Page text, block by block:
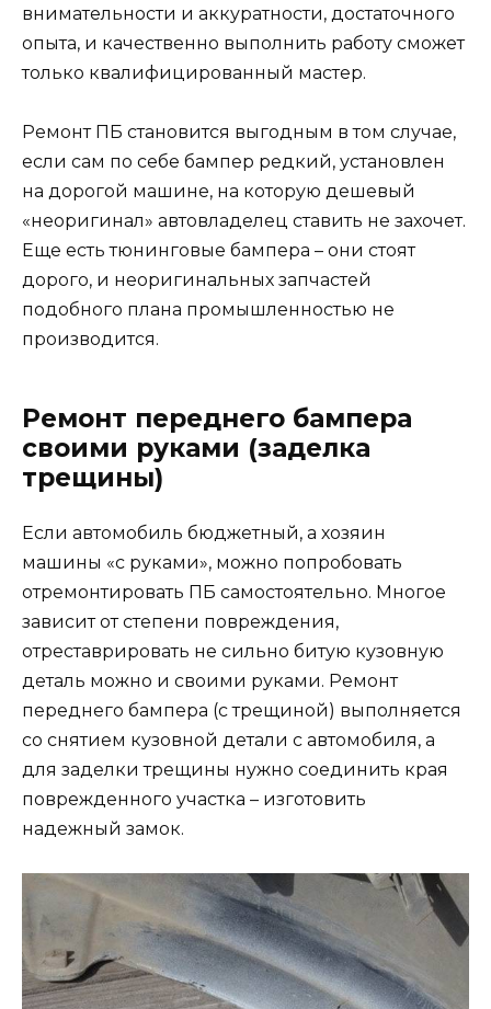
внимательности и аккуратности, достаточного
опыта, и качественно выполнить работу сможет
только квалифицированный мастер.
Ремонт ПБ становится выгодным в том случае,
если сам по себе бампер редкий, установлен
на дорогой машине, на которую дешевый
«неоригинал» автовладелец ставить не захочет.
Еще есть тюнинговые бампера – они стоят
дорого, и неоригинальных запчастей
подобного плана промышленностью не
производится.
Ремонт переднего бампера
своими руками (заделка
трещины)
Если автомобиль бюджетный, а хозяин
машины «с руками», можно попробовать
отремонтировать ПБ самостоятельно. Многое
зависит от степени повреждения,
отреставрировать не сильно битую кузовную
деталь можно и своими руками. Ремонт
переднего бампера (с трещиной) выполняется
со снятием кузовной детали с автомобиля, а
для заделки трещины нужно соединить края
поврежденного участка – изготовить
надежный замок.